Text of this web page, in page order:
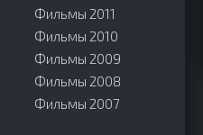
Фильмы 2011
Фильмы 2010
Фильмы 2009
Фильмы 2008
Фильмы 2007